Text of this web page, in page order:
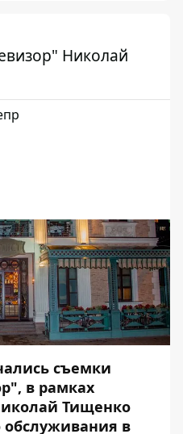
Николай
съемки
в рамках
Тищенко
обслуживания в